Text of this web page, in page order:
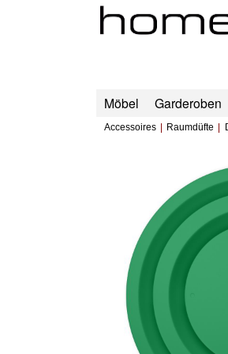
Möbel Garderoben
Accessoires Raumdüfte